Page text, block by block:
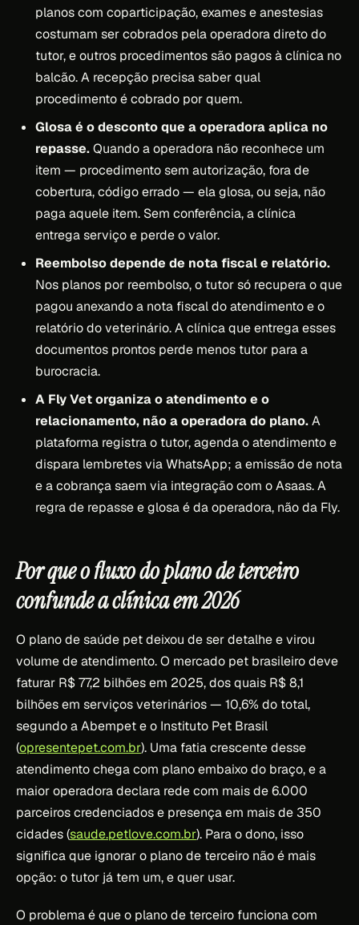
planos com coparticipação, exames e anestesias
costumam ser cobrados pela operadora direto do
tutor, e outros procedimentos são pagos à clínica no
balcão. A recepção precisa saber qual
procedimento é cobrado por quem.
Glosa é o desconto que a operadora aplica no
repasse.Quando a operadora não reconhece um
item — procedimento sem autorização, fora de
cobertura, código errado — ela glosa, ou seja, não
paga aquele item. Sem conferência, a clínica
entrega serviço e perde o valor.
Reembolso depende de nota fiscal e relatório.
Nos planos por reembolso, o tutor só recupera o que
pagou anexando a nota fiscal do atendimento e o
relatório do veterinário. A clínica que entrega esses
documentos prontos perde menos tutor para a
burocracia.
A Fly Vet organiza o atendimento e o
relacionamento, não a operadora do plano.A
plataforma registra o tutor, agenda o atendimento e
dispara lembretes via WhatsApp; a emissão de nota
e a cobrança saem via integração com o Asaas. A
regra de repasse e glosa é da operadora, não da Fly.
Por que o fluxo do plano de terceiro
confunde a clínica em 2026
O plano de saúde pet deixou de ser detalhe e virou
volume de atendimento. O mercado pet brasileiro deve
faturar R$ 77,2 bilhões em 2025, dos quais R$ 8,1
bilhões em serviços veterinários — 10,6% do total,
segundo a Abempet e o Instituto Pet Brasil
(opresentepet.com.br). Uma fatia crescente desse
atendimento chega com plano embaixo do braço, e a
maior operadora declara rede com mais de 6.000
parceiros credenciados e presença em mais de 350
cidades (saude.petlove.com.br). Para o dono, isso
significa que ignorar o plano de terceiro não é mais
opção: o tutor já tem um, e quer usar.
O problema é que o plano de terceiro funciona com